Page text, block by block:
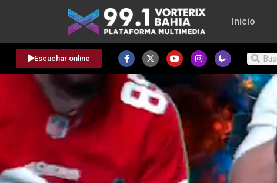
Inicio
Escuchar online